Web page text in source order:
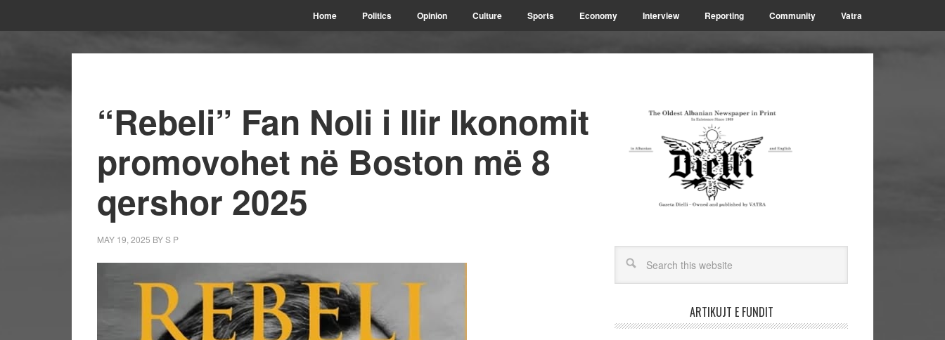
Home Politics Opinion Culture Sports Economy Interview Reporting Community Vatra
“Rebeli” Fan Noli i Ilir Ikonomit
promovohet në Boston më 8
qershor 2025
MAY 19, 2025 BYS P
ARTIKUJT E FUNDIT